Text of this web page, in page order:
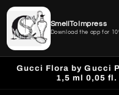
Ugrás a
tartalomhoz
Gucci Flora by Gucci
1,5 ml 0,05
SmellToImpress
Download the app for